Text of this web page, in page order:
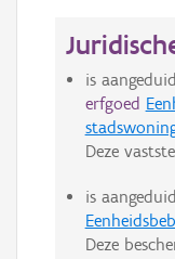
is
erfgoed
Deze
is
Deze